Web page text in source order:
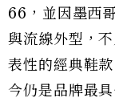
66，並因墨西
與流線外型，
表性的經典鞋
今仍是品牌最